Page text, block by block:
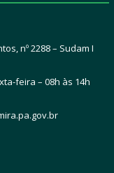
nº 2288 – Sudam I
feira – 08h às 14h
gov.br